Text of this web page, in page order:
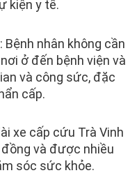
kiện y tế.
: Bệnh nhân không cần
ở đến bệnh viện và
và công sức, đặc
cấp.
xe cấp cứu Trà Vinh
và được nhiều
sóc sức khỏe.